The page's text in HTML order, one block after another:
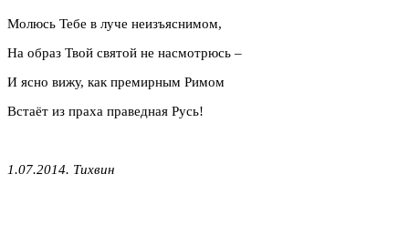
Молюсь Тебе в луче неизъяснимом,
На образ Твой святой не насмотрюсь –
И ясно вижу, как премирным Римом
Встаёт из праха праведная Русь!
1.07.2014. Тихвин